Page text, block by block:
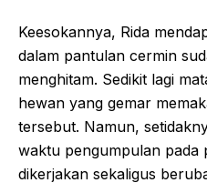
Keesokannya, Rida
dalam pantulan cermin
menghitam. Sedikit lagi
hewan yang gemar
tersebut. Namun,
waktu pengumpulan pada
dikerjakan sekaligus